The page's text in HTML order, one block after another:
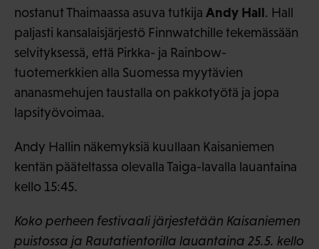
nostanut Thaimaassa asuva tutkija Andy Hall. Hall
paljasti kansalaisjärjestö Finnwatchille tekemässään
selvityksessä, että Pirkka- ja Rainbow-
tuotemerkkien alla Suomessa myytävien
ananasmehujen taustalla on pakkotyötä ja jopa
lapsityövoimaa.
Andy Hallin näkemyksiä kuullaan Kaisaniemen
kentän pääteltassa olevalla Taiga-lavalla lauantaina
kello 15:45.
Koko perheen festivaali järjestetään Kaisaniemen
puistossa ja Rautatientorilla lauantaina 25.5. kello